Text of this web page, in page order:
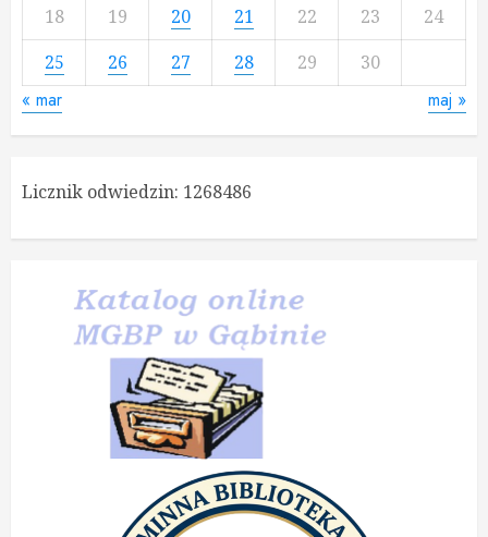
18
19 20 21 22 23
24
25
26 27 28 29 30
« mar maj »
Licznik odwiedzin: 1268486